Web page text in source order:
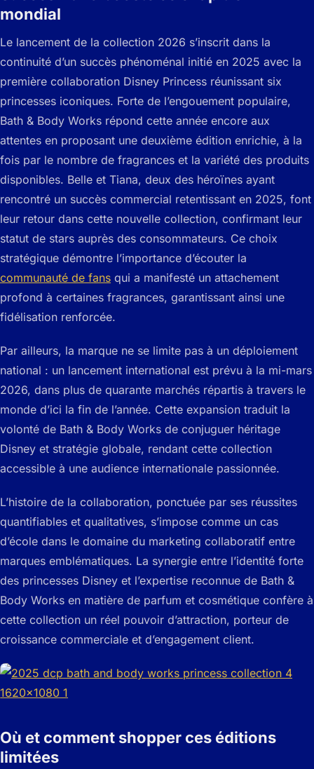
mondial
Le lancement de la collection 2026 s’inscrit dans la
continuité d’un succès phénoménal initié en 2025 avec la
première collaboration Disney Princess réunissant six
princesses iconiques. Forte de l’engouement populaire,
Bath & Body Works répond cette année encore aux
attentes en proposant une deuxième édition enrichie, à la
fois par le nombre de fragrances et la variété des produits
disponibles. Belle et Tiana, deux des héroïnes ayant
rencontré un succès commercial retentissant en 2025, font
leur retour dans cette nouvelle collection, confirmant leur
statut de stars auprès des consommateurs. Ce choix
stratégique démontre l’importance d’écouter la
communauté de fans qui a manifesté un attachement
profond à certaines fragrances, garantissant ainsi une
fidélisation renforcée.
Par ailleurs, la marque ne se limite pas à un déploiement
national : un lancement international est prévu à la mi-mars
2026, dans plus de quarante marchés répartis à travers le
monde d’ici la fin de l’année. Cette expansion traduit la
volonté de Bath & Body Works de conjuguer héritage
Disney et stratégie globale, rendant cette collection
accessible à une audience internationale passionnée.
L’histoire de la collaboration, ponctuée par ses réussites
quantifiables et qualitatives, s’impose comme un cas
d’école dans le domaine du marketing collaboratif entre
marques emblématiques. La synergie entre l’identité forte
des princesses Disney et l’expertise reconnue de Bath &
Body Works en matière de parfum et cosmétique confère à
cette collection un réel pouvoir d’attraction, porteur de
croissance commerciale et d’engagement client.
Où et comment shopper ces éditions
limitées